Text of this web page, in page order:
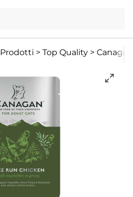
Prodotti > Top Quality >